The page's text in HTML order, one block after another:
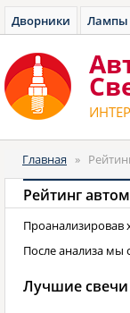
Дворники Лампы
Главная »
Рейтинг
Проанализировав
После анализа мы
Лучшие свечи